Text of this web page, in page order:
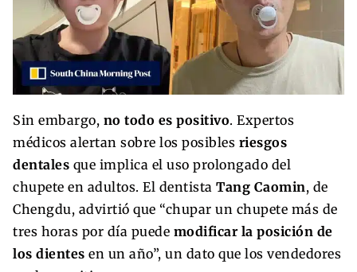
Sin embargo, no todo es positivo. Expertos
médicos alertan sobre los posibles riesgos
dentales que implica el uso prolongado del
chupete en adultos. El dentista Tang Caomin, de
Chengdu, advirtió que “chupar un chupete más de
tres horas por día puede modificar la posición de
los dientes en un año”, un dato que los vendedores